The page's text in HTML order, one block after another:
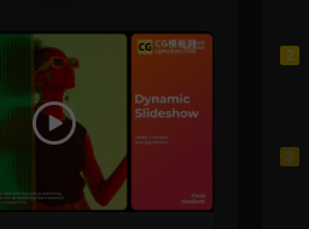
2
3